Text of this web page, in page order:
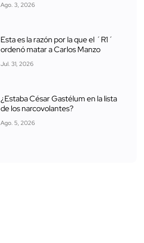
Ago. 3, 2026
Esta es la razón por la que el ´R1´
ordenó matar a Carlos Manzo
Jul. 31, 2026
¿Estaba César Gastélum en la lista
de los narcovolantes?
Ago. 5, 2026